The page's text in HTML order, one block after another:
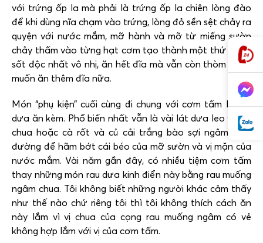
với trứng ốp la mà phải là trứng ốp la chiên lòng đào
để khi dùng nĩa chạm vào trứng, lòng đỏ sền sệt chảy ra
quyện với nước mắm, mỡ hành và mỡ từ miếng sườn
chảy thấm vào từng hạt cơm tạo thành một thứ nước
sốt độc nhất vô nhị, ăn hết đĩa mà vẫn còn thòm thèm
muốn ăn thêm đĩa nữa.
Món “phụ kiện” cuối cùng đi chung với cơm tấm là rau
dưa ăn kèm. Phổ biến nhất vẫn là vài lát dưa leo và cà
chua hoặc cà rốt và củ cải trắng bào sợi ngâm dấm
đường để hãm bớt cái béo của mỡ sườn và vị mặn của
nước mắm. Vài năm gần đây, có nhiều tiệm cơm tấm
thay những món rau dưa kinh điển này bằng rau muống
ngâm chua. Tôi không biết những người khác cảm thấy
như thế nào chứ riêng tôi thì tôi không thích cách ăn
này lắm vì vị chua của cọng rau muống ngâm có vẻ
không hợp lắm với vị của cơm tấm.